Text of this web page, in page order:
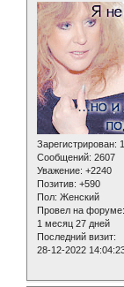
Зарегистрирован:
Сообщений: 2607
Уважение: +2240
Позитив: +590
Пол: Женский
Провел на форуме:
1 месяц 27 дней
Последний визит:
28-12-2022